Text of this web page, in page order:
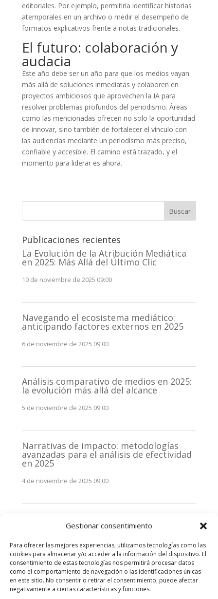
Gestionar consentimiento
Para ofrecer las mejores experiencias, utilizamos tecnologías como las
cookies para almacenar y/o acceder a la información del dispositivo. El
consentimiento de estas tecnologías nos permitirá procesar datos
como el comportamiento de navegación o las identificaciones únicas
en este sitio. No consentir o retirar el consentimiento, puede afectar
negativamente a ciertas características y funciones.
editoriales. Por ejemplo, permitiría identificar historias
atemporales en un archivo o medir el desempeño de
formatos explicativos frente a notas tradicionales.
El futuro: colaboración y
audacia
Este año debe ser un año para que los medios vayan
más allá de soluciones inmediatas y colaboren en
proyectos ambiciosos que aprovechen la IA para
resolver problemas profundos del periodismo. Áreas
como las mencionadas ofrecen no solo la oportunidad
de innovar, sino también de fortalecer el vínculo con
las audiencias mediante un periodismo más preciso,
confiable y accesible. El camino está trazado, y el
momento para liderar es ahora.
Buscar
Publicaciones recientes
La Evolución de la Atribución Mediática
en 2025: Más Allá del Último Clic
10 de noviembre de 2025 09:00
Navegando el ecosistema mediático:
anticipando factores externos en 2025
6 de noviembre de 2025 09:00
Análisis comparativo de medios en 2025:
la evolución más allá del alcance
5 de noviembre de 2025 09:00
Narrativas de impacto: metodologías
avanzadas para el análisis de efectividad
en 2025
4 de noviembre de 2025 09:00
stakeholders en 2025: La clave de la
3 de noviembre de 2025 09:00
Comentarios recientes